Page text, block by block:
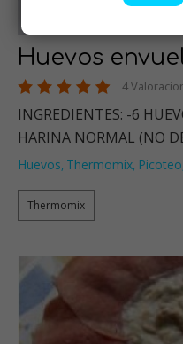
Huevos
4
INGREDIENTES: -6
HARINA NORMAL (NO
Huevos, Thermomix, Picoteo
Thermomix